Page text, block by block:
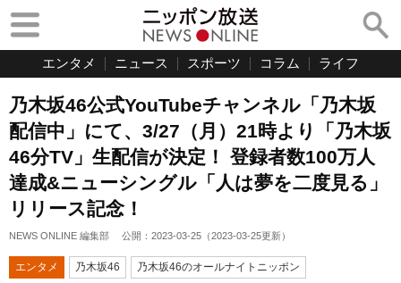
エンタメ ニュース スポーツ コラム ライフ
乃木坂46公式YouTubeチャンネル「乃木坂
配信中」にて、3/27（月）21時より「乃木坂
46分TV」生配信が決定！ 登録者数100万人
達成&ニューシングル「人は夢を二度見る」
リリース記念！
NEWS ONLINE 編集部 公開： 2023-03-25 （2023-03-25更新）
エンタメ 乃木坂46 乃木坂46のオールナイトニッポン